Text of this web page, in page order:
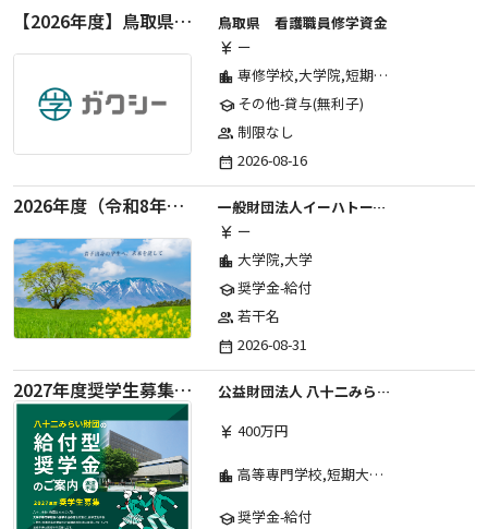
【2026年度】鳥取県看護職員修学資金-新規申込み
鳥取県 看護職員修学資金
currency_yen ー
location_city 専修学校,大学院,短期大学,高等学校,高等専門学校,その他,大学
schoolその他-貸与(無利子)
group 制限なし
date_range 2026-08-16
2026年度（令和8年度）第２期 一般財団法人イーハトーブ育英会奨学生募集（給付型） 日本国内及び海外の大学・大学院に自宅外通学をする学生に生活費の一部(家賃半額相当)を給付【岩手県が本籍地の大学生または大学院生対象】
一般財団法人イーハトーブ育英会
currency_yen ー
location_city 大学院,大学
school奨学金-給付
group 若干名
date_range 2026-08-31
2027年度奨学生募集要項
公益財団法人 八十二みらい財団
currency_yen 400万円
location_city 高等専門学校,短期大学,専修学校,大学
school奨学金-給付